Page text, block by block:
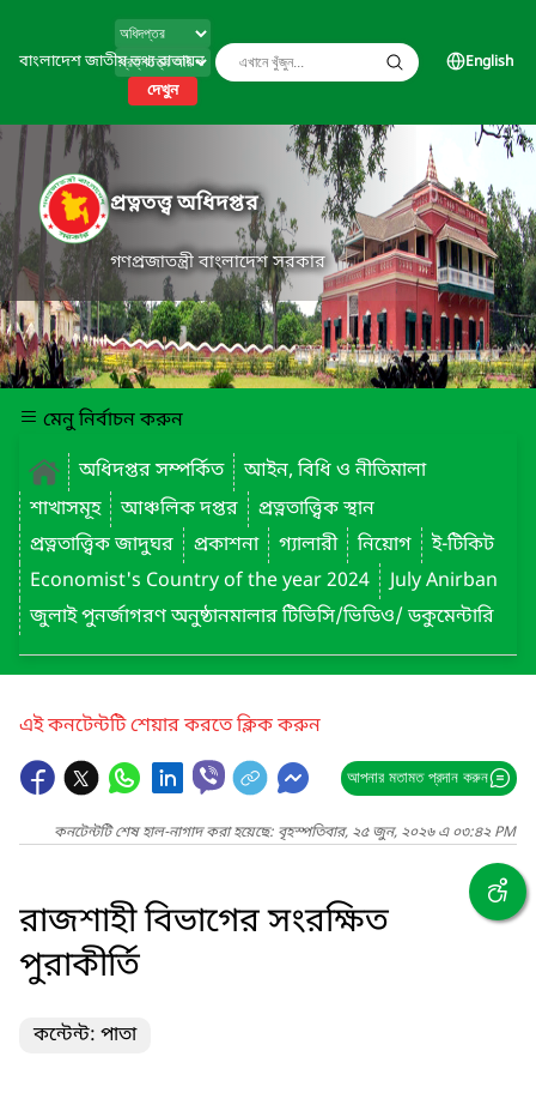
বাংলাদেশ জাতীয় তথ্য বাতায়ন
দেখুন
English
প্রত্নতত্ত্ব অধিদপ্তর
গণপ্রজাতন্ত্রী বাংলাদেশ সরকার
মেনু নির্বাচন করুন
অধিদপ্তর সম্পর্কিত
আইন, বিধি ও নীতিমালা
শাখাসমূহ
আঞ্চলিক দপ্তর
প্রত্নতাত্ত্বিক স্থান
প্রত্নতাত্ত্বিক জাদুঘর
প্রকাশনা গ্যালারী নিয়োগ
ই-টিকিট
Economist's Country of the year 2024
July Anirban
জুলাই পুনর্জাগরণ অনুষ্ঠানমালার টিভিসি/ভিডিও/ ডকুমেন্টারি
এই কনটেন্টটি শেয়ার করতে ক্লিক করুন
আপনার মতামত প্রদান করুন
কনটেন্টটি শেষ হাল-নাগাদ করা হয়েছে: বৃহস্পতিবার, ২৫ জুন, ২০২৬ এ ০৩:৪২ PM
রাজশাহী বিভাগের সংরক্ষিত
পুরাকীর্তি
কন্টেন্ট: পাতা